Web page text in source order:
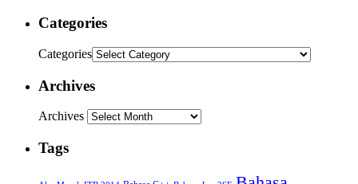
Categories
Categories
Archives
Archives
Tags